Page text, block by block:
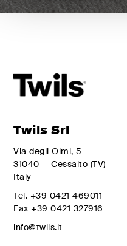
Twils Srl
Via degli Olmi, 5
31040 — Cessalto (TV)
Italy
Tel. +39 0421 469011
Fax +39 0421 327916
info@twils.it